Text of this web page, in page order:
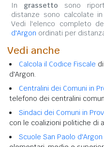
In grassetto sono
distanze sono calcolate
Vedi l'elenco completo
d'Argon ordinati per
Vedi anche
Calcola il Codice Fiscale
d'Argon.
Centralini dei Comuni in
telefono dei centralini
Sindaci dei Comuni in
con le coalizioni politiche di
Scuole San Paolo d'Argon